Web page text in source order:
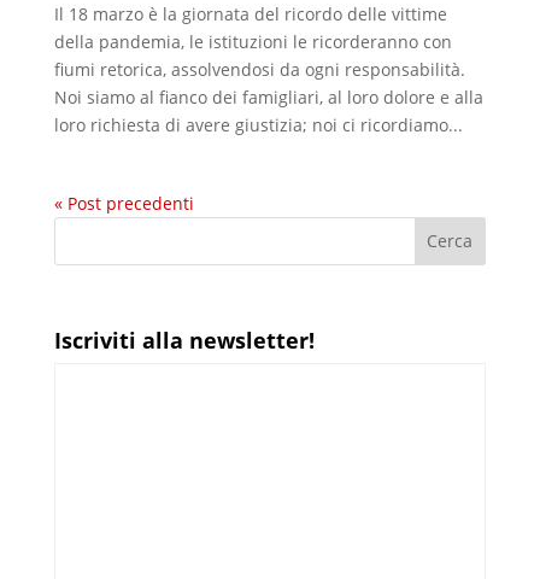
Il 18 marzo è la giornata del ricordo delle vittime
della pandemia, le istituzioni le ricorderanno con
fiumi retorica, assolvendosi da ogni responsabilità.
Noi siamo al fianco dei famigliari, al loro dolore e alla
loro richiesta di avere giustizia; noi ci ricordiamo...
« Post precedenti
Iscriviti alla newsletter!